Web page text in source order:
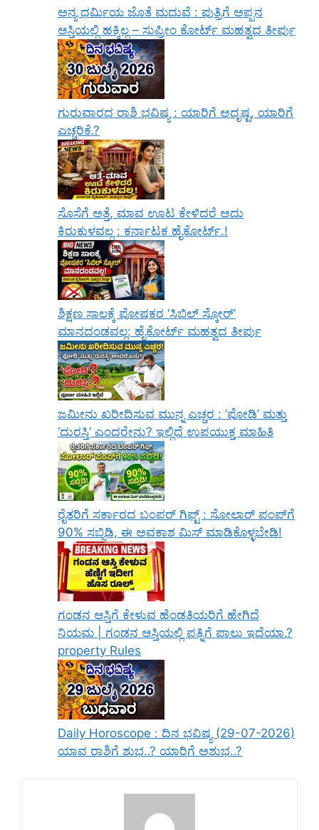
ಅನ್ಯ ಧರ್ಮಿಯ ಜೊತೆ ಮದುವೆ : ಪುತ್ರಿಗೆ ಅಪ್ಪನ
ಆಸ್ತಿಯಲ್ಲಿ ಹಕ್ಕಿಲ್ಲ – ಸುಪ್ರೀಂ ಕೋರ್ಟ್ ಮಹತ್ವದ ತೀರ್ಪು
ಗುರುವಾರದ ರಾಶಿ ಭವಿಷ್ಯ : ಯಾರಿಗೆ ಅದೃಷ್ಟ, ಯಾರಿಗೆ
ಎಚ್ಚರಿಕೆ.?
ಸೊಸೆಗೆ ಅತ್ತೆ, ಮಾವ ಊಟ ಕೇಳಿದರೆ ಅದು
ಕಿರುಕುಳವಲ್ಲ : ಕರ್ನಾಟಕ ಹೈಕೋರ್ಟ್.!
ಶಿಕ್ಷಣ ಸಾಲಕ್ಕೆ ಪೋಷಕರ ‘ಸಿಬಿಲ್ ಸ್ಕೋರ್’
ಮಾನದಂಡವಲ್ಲ: ಹೈಕೋರ್ಟ್ ಮಹತ್ವದ ತೀರ್ಪು
ಜಮೀನು ಖರೀದಿಸುವ ಮುನ್ನ ಎಚ್ಚರ : ‘ಪೋಡಿ’ ಮತ್ತು
‘ದುರಸ್ತಿ’ ಎಂದರೇನು? ಇಲ್ಲಿದೆ ಉಪಯುಕ್ತ ಮಾಹಿತಿ
ರೈತರಿಗೆ ಸರ್ಕಾರದ ಬಂಪರ್ ಗಿಫ್ಟ್ : ಸೋಲಾರ್ ಪಂಪ್‌ಗೆ
90% ಸಬ್ಸಿಡಿ, ಈ ಅವಕಾಶ ಮಿಸ್ ಮಾಡಿಕೊಳ್ಳಬೇಡಿ!
ಗಂಡನ ಆಸ್ತಿಗೆ ಕೇಳುವ ಹೆಂಡತಿಯರಿಗೆ ಹೇಗಿದೆ
ನಿಯಮ | ಗಂಡನ ಆಸ್ತಿಯಲ್ಲಿ ಪತ್ನಿಗೆ ಪಾಲು ಇದೆಯಾ.?
property Rules
Daily Horoscope : ದಿನ ಭವಿಷ್ಯ (29-07-2026)
ಯಾವ ರಾಶಿಗೆ ಶುಭ..? ಯಾರಿಗೆ ಅಶುಭ..?